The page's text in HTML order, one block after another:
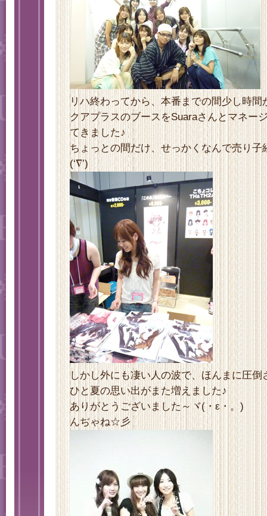
リハ終わってから、本番までの間少し時間
クアプラスのブースをSuaraさんとマネー
てきました♪
ちょっとの間だけ、せっかくなんで売り子
(‘∇’)
しかし外にも凄い人の波で、ほんまに圧倒
ひと夏の思い出がまた増えました♪
ありがとうございました～ヾ(・ε・。)
んぢゃね☆彡